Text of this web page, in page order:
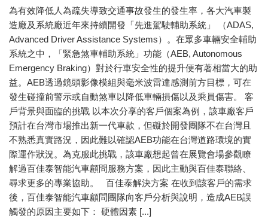
為有效降低人為疏失導致交通事故發生的發生率，各大汽車製
造廠及系統廠近年來持續開發「先進駕駛輔助系統」 （ADAS,
Advanced Driver Assistance Systems）。在眾多車輛安全輔助
系統之中，「緊急煞車輔助系統」功能（AEB, Autonomous
Emergency Braking）對於行車安全性的提升便有著相當大的助
益。AEB透過鏡頭影像模組與毫米波雷達感測前方目標，可在
發生碰撞前警示或自動煞車以降低車輛損傷以及乘員傷害。 客
戶背景與面臨的挑戰 以本次分享的客戶個案為例，該車廠客戶
預計在台灣市場推出新一代車款，但礙於開發團隊不在台灣且
不熟悉真實路況，因此難以確認AEB功能在台灣道路環境的實
際運作狀況。為克服此挑戰，該車廠想起曾在展覽會場參觀瞭
解過百佳泰智能汽車顧問服務方案，因此主動與百佳泰聯絡、
尋求更多的專業協助。 百佳泰解決方案 在收到該客戶的需求
後，百佳泰智能汽車顧問團隊向客戶分析與說明，造成AEB誤
觸發的原因主要如下： 硬體因素 [...]